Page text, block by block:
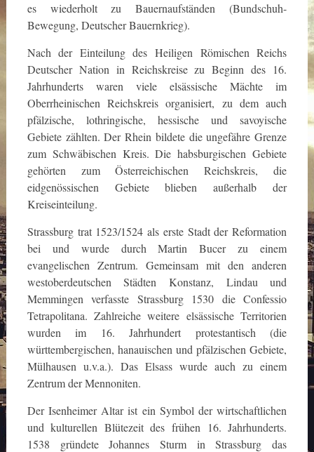
es wiederholt zu Bauernaufständen (Bundschuh-
Bewegung, Deutscher Bauernkrieg).
Nach der Einteilung des Heiligen Römischen Reichs
Deutscher Nation in Reichskreise zu Beginn des 16.
Jahrhunderts waren viele elsässische Mächte im
Oberrheinischen Reichskreis organisiert, zu dem auch
pfälzische, lothringische, hessische und savoyische
Gebiete zählten. Der Rhein bildete die ungefähre Grenze
zum Schwäbischen Kreis. Die habsburgischen Gebiete
gehörten zum Österreichischen Reichskreis, die
eidgenössischen Gebiete blieben außerhalb der
Kreiseinteilung.
Strassburg trat 1523/1524 als erste Stadt der Reformation
bei und wurde durch Martin Bucer zu einem
evangelischen Zentrum. Gemeinsam mit den anderen
westoberdeutschen Städten Konstanz, Lindau und
Memmingen verfasste Strassburg 1530 die Confessio
Tetrapolitana. Zahlreiche weitere elsässische Territorien
wurden im 16. Jahrhundert protestantisch (die
württembergischen, hanauischen und pfälzischen Gebiete,
Mülhausen u.v.a.). Das Elsass wurde auch zu einem
Zentrum der Mennoniten.
Der Isenheimer Altar ist ein Symbol der wirtschaftlichen
und kulturellen Blütezeit des frühen 16. Jahrhunderts.
1538 gründete Johannes Sturm in Strassburg das